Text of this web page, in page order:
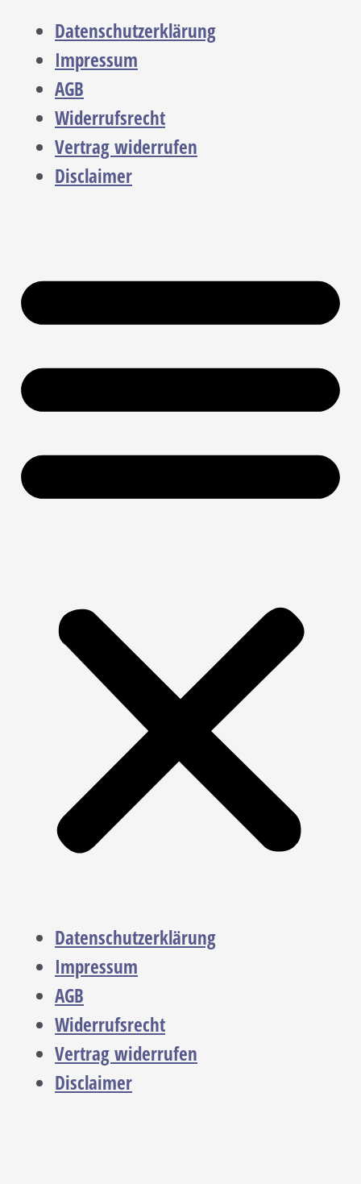
Datenschutzerklärung
Impressum
AGB
Widerrufsrecht
Vertrag widerrufen
Disclaimer
Datenschutzerklärung
Impressum
AGB
Widerrufsrecht
Vertrag widerrufen
Disclaimer